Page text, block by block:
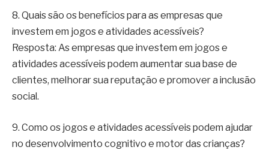
8. Quais são os benefícios para as empresas que
investem em jogos e atividades acessíveis?
Resposta: As empresas que investem em jogos e
atividades acessíveis podem aumentar sua base de
clientes, melhorar sua reputação e promover a inclusão
social.
9. Como os jogos e atividades acessíveis podem ajudar
no desenvolvimento cognitivo e motor das crianças?